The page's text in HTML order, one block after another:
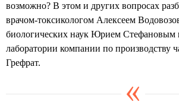
возможно? В этом и других вопросах
врачом-токсикологом Алексеем
биологических наук Юрием Стефановым
лаборатории компании по производству
Грефрат.